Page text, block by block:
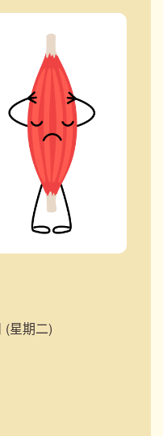
(星期二)